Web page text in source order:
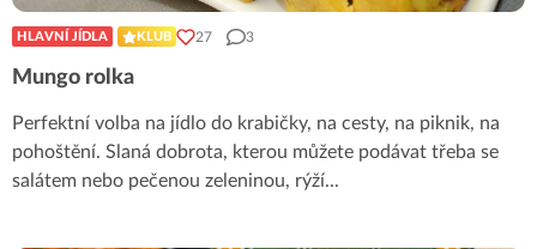
HLAVNÍ JÍDLA KLUB 27 3
Mungo rolka
Perfektní volba na jídlo do krabičky, na cesty, na piknik, na
pohoštění. Slaná dobrota, kterou můžete podávat třeba se
salátem nebo pečenou zeleninou, rýží...